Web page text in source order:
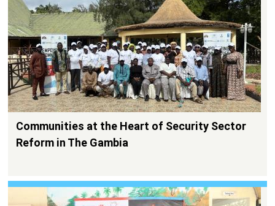
Communities at the Heart of Security Sector
Reform in The Gambia